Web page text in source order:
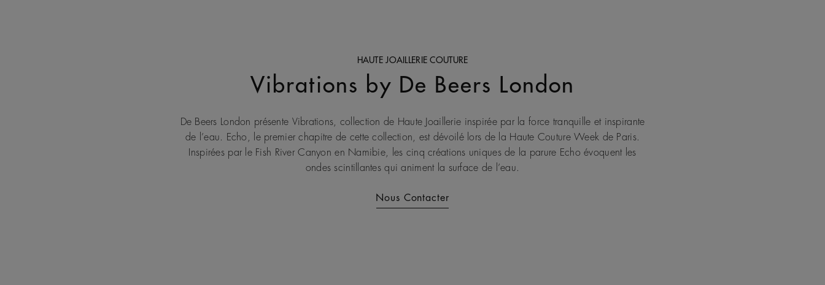
HAUTE JOAILLERIE COUTURE
Vibrations by De Beers London
De Beers London présente Vibrations, collection de Haute Joaillerie inspirée par la force tranquille et inspirante
de l’eau. Echo, le premier chapitre de cette collection, est dévoilé lors de la Haute Couture Week de Paris.
Inspirées par le Fish River Canyon en Namibie, les cinq créations uniques de la parure Echo évoquent les
ondes scintillantes qui animent la surface de l’eau.
Nous Contacter